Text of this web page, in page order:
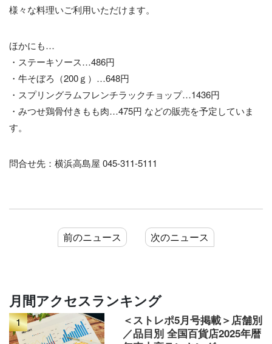
様々な料理いご利用いただけます。
ほかにも…
・ステーキソース…486円
・牛そぼろ（200ｇ）…648円
・スプリングラムフレンチラックチョップ…1436円
・みつせ鶏骨付きもも肉…475円 などの販売を予定していま
す。
問合せ先：横浜高島屋 045-311-5111
前のニュース 次のニュース
月間アクセスランキング
1
＜ストレポ5月号掲載＞店舗別
／品目別 全国百貨店2025年暦